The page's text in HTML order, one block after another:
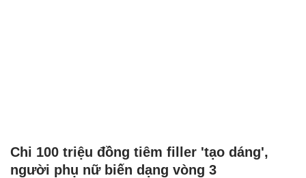
Chi 100 triệu đồng tiêm filler 'tạo dáng',
người phụ nữ biến dạng vòng 3